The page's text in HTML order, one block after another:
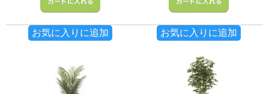
お気に入りに追加 お気に入りに追加